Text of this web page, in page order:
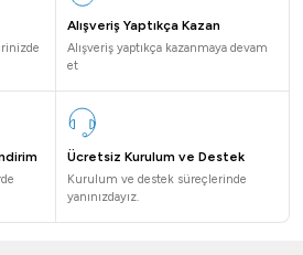
Alışveriş Yaptıkça Kazan
Alışveriş yaptıkça kazanmaya devam
et
Ücretsiz Kurulum ve Destek
Kurulum ve destek süreçlerinde
yanınızdayız.